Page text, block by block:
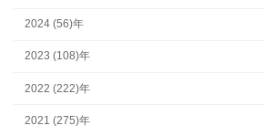
2024 (56)年
2023 (108)年
2022 (222)年
2021 (275)年